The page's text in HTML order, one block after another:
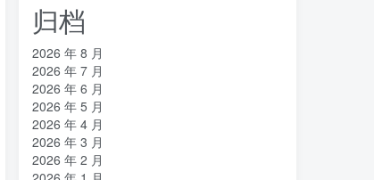
归档
2026 年 8 月
2026 年 7 月
2026 年 6 月
2026 年 5 月
2026 年 4 月
2026 年 3 月
2026 年 2 月